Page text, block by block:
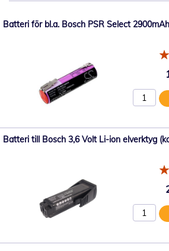
Batteri för bl.a. Bosch PSR Select 2900mAh
Batteri till Bosch 3,6 Volt Li-ion elverktyg